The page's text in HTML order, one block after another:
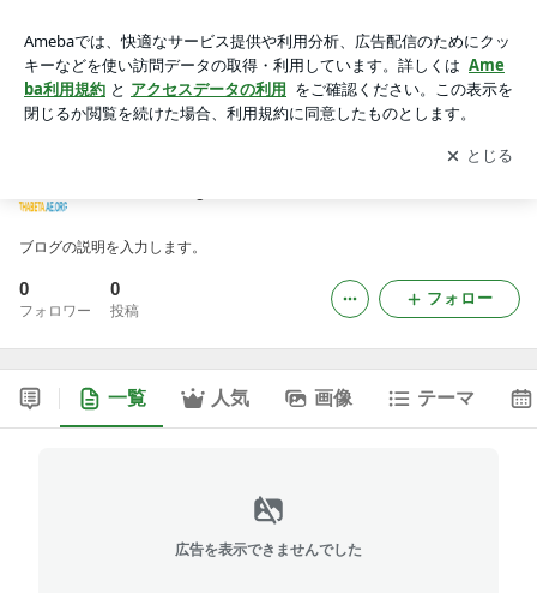
アプリをダウンロードして ブログの更新通知
を受け取りまし
ょう。
開く
ブログの説明を入力します。
0
フォロワー
0
投稿
フォロー
一覧 人気 画像 テーマ
広告を表示できませんでした